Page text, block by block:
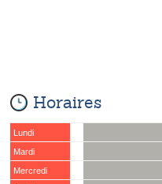
Horaires
Lundi
Mardi
Mercredi